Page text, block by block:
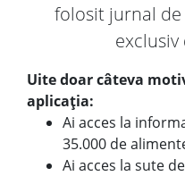
folosit jurnal
exclusiv
Uite doar câteva
aplicația:
Ai acces la
35.000 de
Ai acces la sute